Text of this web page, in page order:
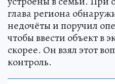
глава региона
недочёты и поручил
чтобы ввести объект в
скорее. Он взял этот
контроль.